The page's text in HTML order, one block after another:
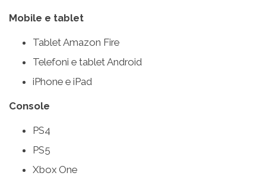
Mobile e tablet
Tablet Amazon Fire
Telefoni e tablet Android
iPhone e iPad
Console
PS4
PS5
Xbox One